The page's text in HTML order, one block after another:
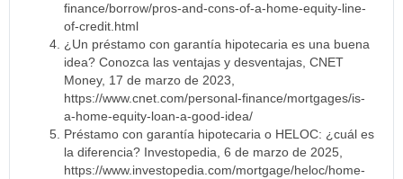
finance/borrow/pros-and-cons-of-a-home-equity-line-
of-credit.html
¿Un préstamo con garantía hipotecaria es una buena
idea? Conozca las ventajas y desventajas, CNET
Money, 17 de marzo de 2023,
https://www.cnet.com/personal-finance/mortgages/is-
a-home-equity-loan-a-good-idea/
Préstamo con garantía hipotecaria o HELOC: ¿cuál es
la diferencia? Investopedia, 6 de marzo de 2025,
https://www.investopedia.com/mortgage/heloc/home-